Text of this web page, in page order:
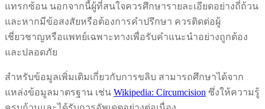
แทรกซ้อน นอกจากนี้ผู้ที่สนใจควรศึกษารายละเอียดอย่างถี่ถ้วน
และหากมีข้อสงสัยหรือต้องการคำปรึกษา ควรติดต่อผู้
เชี่ยวชาญหรือแพทย์เฉพาะทางเพื่อรับคำแนะนำอย่างถูกต้อง
และปลอดภัย
สำหรับข้อมูลเพิ่มเติมเกี่ยวกับการขลิบ สามารถศึกษาได้จาก
แหล่งข้อมูลมาตรฐาน เช่น Wikipedia: Circumcision ซึ่งให้ความรู้